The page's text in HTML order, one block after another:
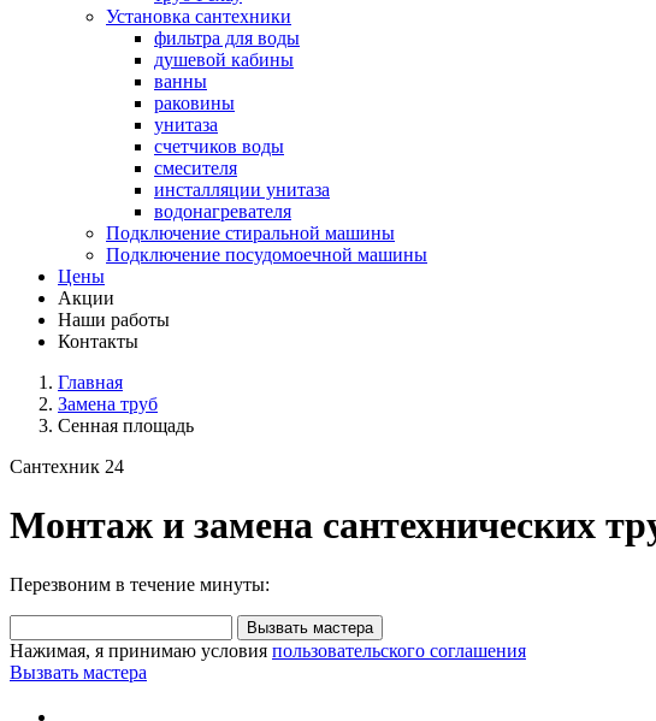
Установка сантехники
фильтра для воды
душевой кабины
ванны
раковины
унитаза
счетчиков воды
смесителя
инсталляции унитаза
водонагревателя
Подключение стиральной машины
Подключение посудомоечной машины
Цены
Акции
Наши работы
Контакты
Главная
Замена труб
Сенная площадь
Сантехник 24
Монтаж и замена сантехнических
Перезвоним в течение минуты:
Вызвать мастера
Нажимая, я принимаю условия пользовательского соглашения
Вызвать мастера